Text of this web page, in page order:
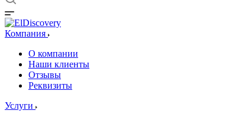
Компания
О компании
Наши клиенты
Отзывы
Реквизиты
Услуги